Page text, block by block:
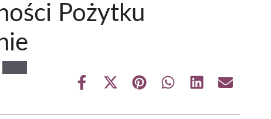
Pożytku
Share
Share
(Twitter)
Share Share Share Share